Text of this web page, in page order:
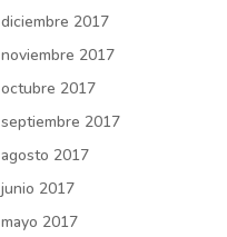
diciembre 2017
noviembre 2017
octubre 2017
septiembre 2017
agosto 2017
junio 2017
mayo 2017